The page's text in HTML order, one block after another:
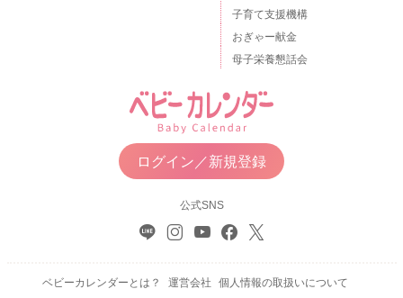
子育て支援機構
おぎゃー献金
母子栄養懇話会
ログイン／新規登録
公式SNS
ベビーカレンダーとは？ 運営会社 個人情報の取扱いについて